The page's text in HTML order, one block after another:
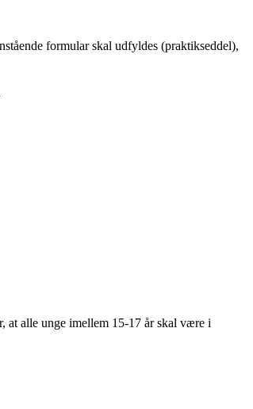
formular skal udfyldes (praktikseddel),
at alle unge imellem 15-17 år skal være i